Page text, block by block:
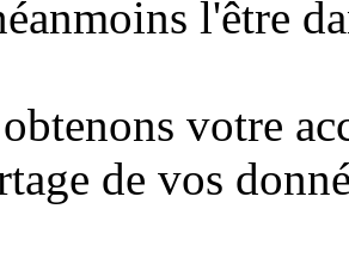
l'être
votre
de vos